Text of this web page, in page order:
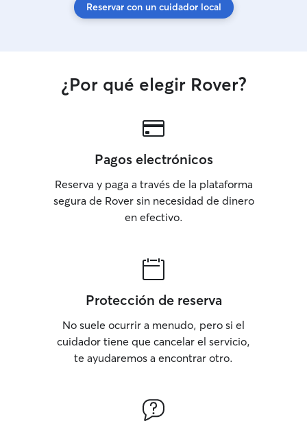
Reservar con un cuidador local
¿Por qué elegir Rover?
Pagos electrónicos
Reserva y paga a través de la plataforma
segura de Rover sin necesidad de dinero
en efectivo.
Protección de reserva
No suele ocurrir a menudo, pero si el
cuidador tiene que cancelar el servicio,
te ayudaremos a encontrar otro.